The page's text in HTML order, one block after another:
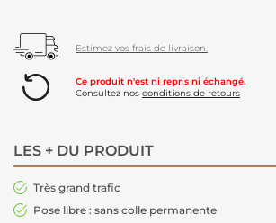
Estimez vos frais de livraison.
Ce produit n'est ni repris ni échangé.
Consultez nos conditions de retours
LES + DU PRODUIT
Très grand trafic
Pose libre : sans colle permanente